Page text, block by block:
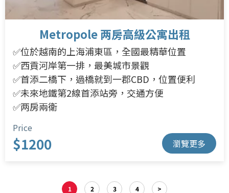
Metropole 两房高級公寓出租
✅位於越南的上海浦東區，全國最精華位置
✅西貢河岸第一排，最美城市景觀
✅首添二橋下，過橋就到一郡CBD，位置便利
✅未來地鐵第2線首添站旁，交通方便
✅两房兩衛
Price
$1200 瀏覽更多
1 2 3 4 >